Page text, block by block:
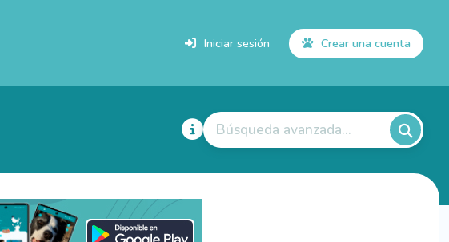
Iniciar sesión Crear una cuenta
Búsqueda avanzada...